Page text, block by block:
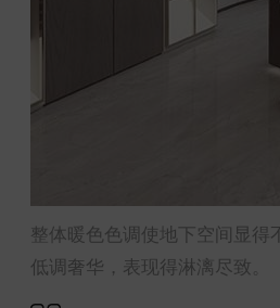
整体暖色色调使地下空间显
低调奢华，表现得淋漓尽致。